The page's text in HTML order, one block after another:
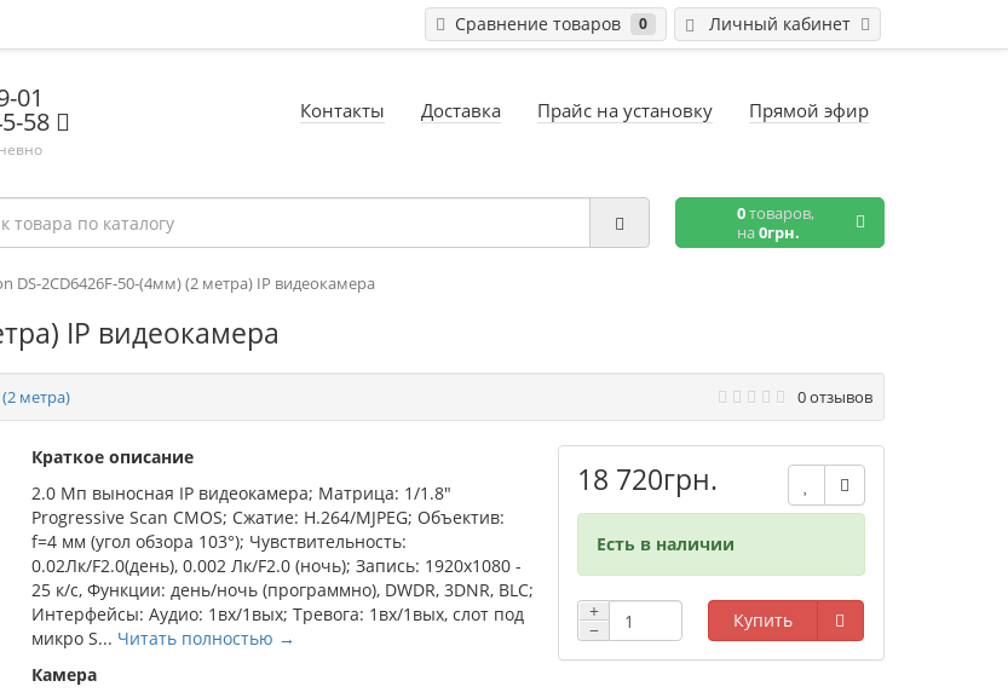
Личный кабинет
Сравнение товаров 0
01
58 Контакты Доставка Прайс на установку Прямой эфир
0товаров,
на0грн.
DS-2CD6426F-50-(4мм) (2 метра) IP видеокамера
IP видеокамера
метра) 0 отзывов
Краткое описание
2.0 Мп выносная IP видеокамера; Матрица: 1/1.8"
Progressive Scan CMOS; Сжатие: H.264/MJPEG; Объектив:
f=4 мм (угол обзора 103°); Чувствительность:
0.02Лк/F2.0(день), 0.002 Лк/F2.0 (ночь); Запись: 1920х1080 -
25 к/с, Функции: день/ночь (программно), DWDR, 3DNR, BLC;
Интерфейсы: Аудио: 1вх/1вых; Тревога: 1вх/1вых, слот под
микро S... Читать полностью →
Камера
18 720грн.
Есть в наличии
+
−
Купить